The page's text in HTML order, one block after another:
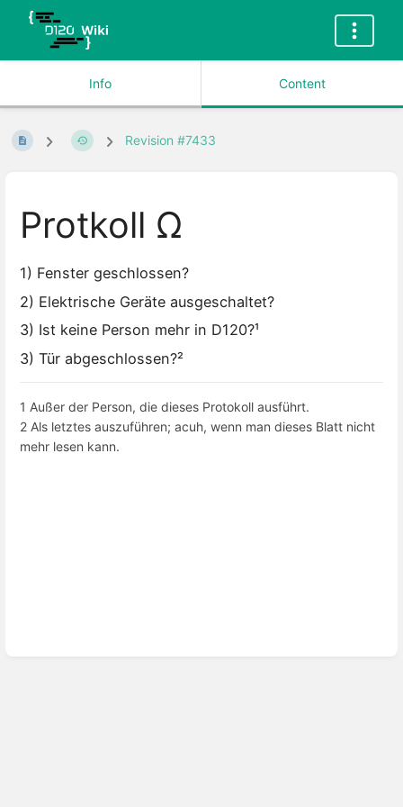
Info Content
Revision #7433
Protkoll Ω
1) Fenster geschlossen?
2) Elektrische Geräte ausgeschaltet?
3) Ist keine Person mehr in D120?¹
3) Tür abgeschlossen?²
1 Außer der Person, die dieses Protokoll ausführt.
2 Als letztes auszuführen; acuh, wenn man dieses Blatt nicht
mehr lesen kann.